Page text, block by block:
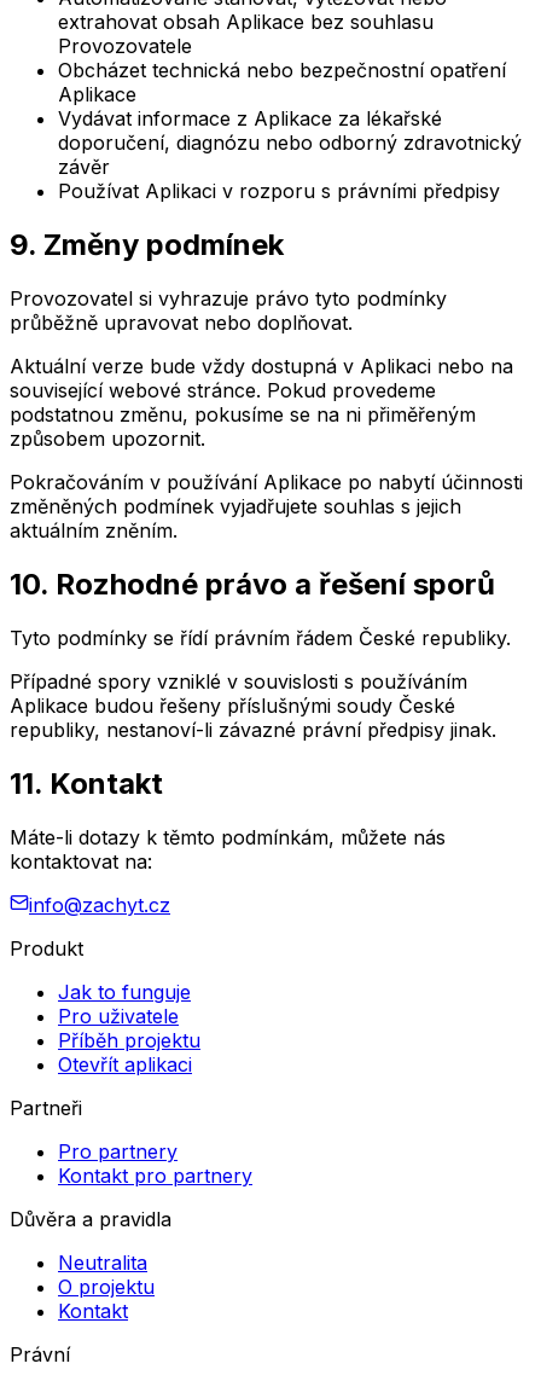
extrahovat obsah Aplikace bez souhlasu
Provozovatele
Obcházet technická nebo bezpečnostní opatření
Aplikace
Vydávat informace z Aplikace za lékařské
doporučení, diagnózu nebo odborný zdravotnický
závěr
Používat Aplikaci v rozporu s právními předpisy
9. Změny podmínek
Provozovatel si vyhrazuje právo tyto podmínky
průběžně upravovat nebo doplňovat.
Aktuální verze bude vždy dostupná v Aplikaci nebo na
související webové stránce. Pokud provedeme
podstatnou změnu, pokusíme se na ni přiměřeným
způsobem upozornit.
Pokračováním v používání Aplikace po nabytí účinnosti
změněných podmínek vyjadřujete souhlas s jejich
aktuálním zněním.
10. Rozhodné právo a řešení sporů
Tyto podmínky se řídí právním řádem České republiky.
Případné spory vzniklé v souvislosti s používáním
Aplikace budou řešeny příslušnými soudy České
republiky, nestanoví-li závazné právní předpisy jinak.
11. Kontakt
Máte-li dotazy k těmto podmínkám, můžete nás
kontaktovat na:
info@zachyt.cz
Produkt
Jak to funguje
Pro uživatele
Příběh projektu
Otevřít aplikaci
Partneři
Pro partnery
Kontakt pro partnery
Důvěra a pravidla
Neutralita
O projektu
Kontakt
Právní